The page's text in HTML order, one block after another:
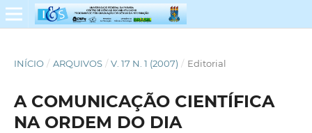
INÍCIO / ARQUIVOS / V. 17 N. 1 (2007) / Editorial
A COMUNICAÇÃO CIENTÍFICA
NA ORDEM DO DIA